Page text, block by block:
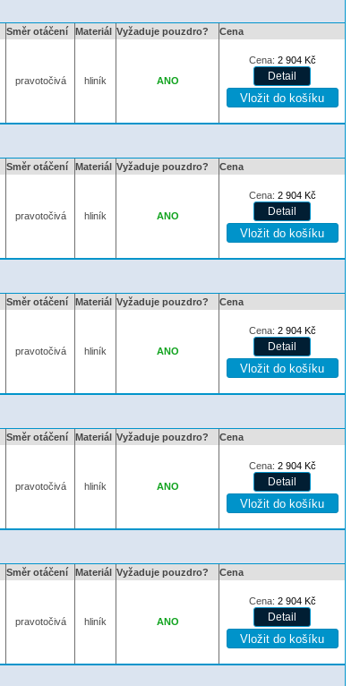
Směr otáčení Materiál Vyžaduje pouzdro? Cena
pravotočivá hliník ANO
Cena: 2 904 Kč
Směr otáčení Materiál Vyžaduje pouzdro? Cena
pravotočivá hliník ANO
Cena: 2 904 Kč
Směr otáčení Materiál Vyžaduje pouzdro? Cena
pravotočivá hliník ANO
Cena: 2 904 Kč
Směr otáčení Materiál Vyžaduje pouzdro? Cena
pravotočivá hliník ANO
Cena: 2 904 Kč
Směr otáčení Materiál Vyžaduje pouzdro? Cena
pravotočivá hliník ANO
Cena: 2 904 Kč